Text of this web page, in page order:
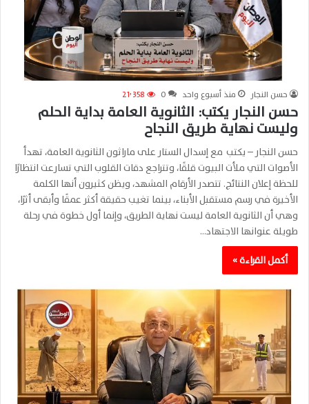
حسن النجار منذ أسبوع واحد 0 21٬358
حسن النجار يكتب: الثانوية العامة بداية الحلم
وليست نهاية طريق النجاح
حسن النجار – يكتب مع إسدال الستار على ماراثون الثانوية العامة، تهدأ
الأصوات التي ملأت البيوت قلقًا، وتتراجع دقات القلوب التي تسارعت انتظارًا
للحظة إعلان النتائج. تتصدر الأرقام المشهد، ويظن كثيرون أنها الكلمة
الأخيرة في رسم مستقبل الأبناء، بينما تغيب حقيقة أكثر عمقًا وأبقى أثرًا،
وهي أن الثانوية العامة ليست نهاية الطريق، وإنما أول خطوة في رحلة
طويلة عنوانها الاجتهاد…
أكمل القراءة »